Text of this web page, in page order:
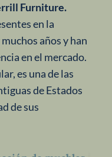
Furniture.
en la
años y han
en el mercado.
es una de las
de Estados
de sus